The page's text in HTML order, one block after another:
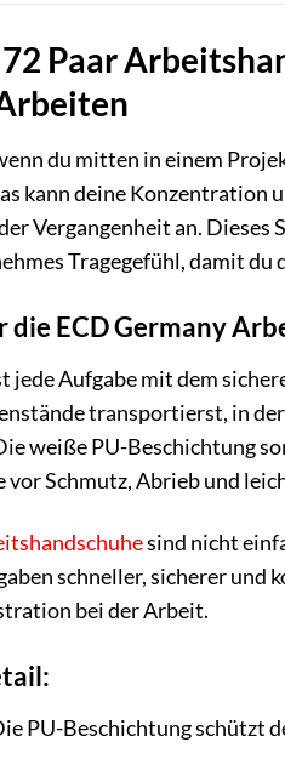
Paar
du mitten in einem
kann deine
Vergangenheit an.
Tragegefühl, damit
die ECD Germany
Aufgabe mit dem
transportierst, in der
weiße PU-Beschichtung
vor Schmutz, Abrieb und
sind nicht
schneller, sicherer
bei der Arbeit.
PU-Beschichtung schützt